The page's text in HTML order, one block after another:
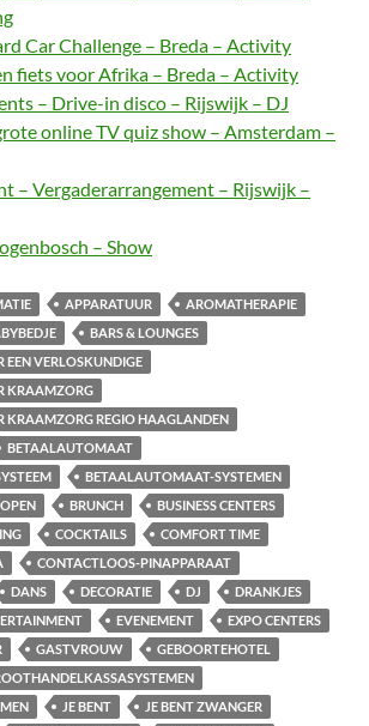
Car Challenge – Breda – Activity
fiets voor Afrika – Breda – Activity
– Drive-in disco – Rijswijk – DJ
online TV quiz show – Amsterdam –
– Vergaderarrangement – Rijswijk –
– Show
APPARATUUR
AROMATHERAPIE
BARS & LOUNGES
EEN VERLOSKUNDIGE
KRAAMZORG
KRAAMZORG REGIO HAAGLANDEN
BETAALAUTOMAAT
BETAALAUTOMAAT-SYSTEMEN
BRUNCH
BUSINESS CENTERS
COCKTAILS
COMFORT TIME
CONTACTLOOS-PINAPPARAAT
DANS DECORATIE DJ
DRANKJES
EVENEMENT
EXPO CENTERS
GASTVROUW
GEBOORTEHOTEL
JE BENT
JE BENT ZWANGER